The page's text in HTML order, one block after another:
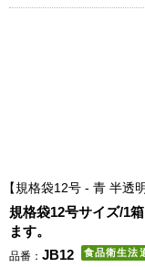
規格袋12号 - 青 半透
規格袋12号サイズ/1
ます。
品番： JB12